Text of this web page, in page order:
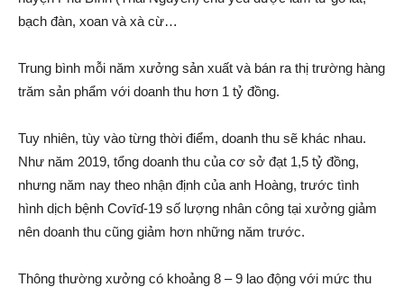
bạch đàn, xoan và xà cừ…
Trung bình mỗi năm xưởng sản xuất và bán ra thị trường hàng
trăm sản phẩm với doanh thu hơn 1 tỷ đồng.
Tuy nhiên, t‌ùy vào từng thời điểm, doanh thu sẽ khác nhau.
Như năm 2019, tổng doanh thu của cơ sở đạt 1,5 tỷ đồng,
nhưng năm nay theo nhận định của anh Hoàng, trước tình
hình dịc‌h bện‌h Coѵīɗ-19 số lượng nhân công tại xưởng giảm
nên doanh thu cũng giảm hơn những năm trước.
Thông thường xưởng có khoảng 8 – 9 lao động với mức thu